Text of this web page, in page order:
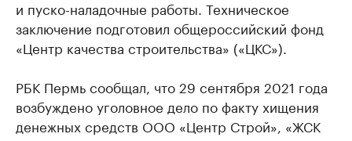
и пуско-наладочные работы. Техническое
заключение подготовил общероссийский фонд
«Центр качества строительства» («ЦКС»).
РБК Пермь сообщал, что 29 сентября 2021 года
возбуждено уголовное дело по факту хищения
денежных средств ООО «Центр Строй», «ЖСК